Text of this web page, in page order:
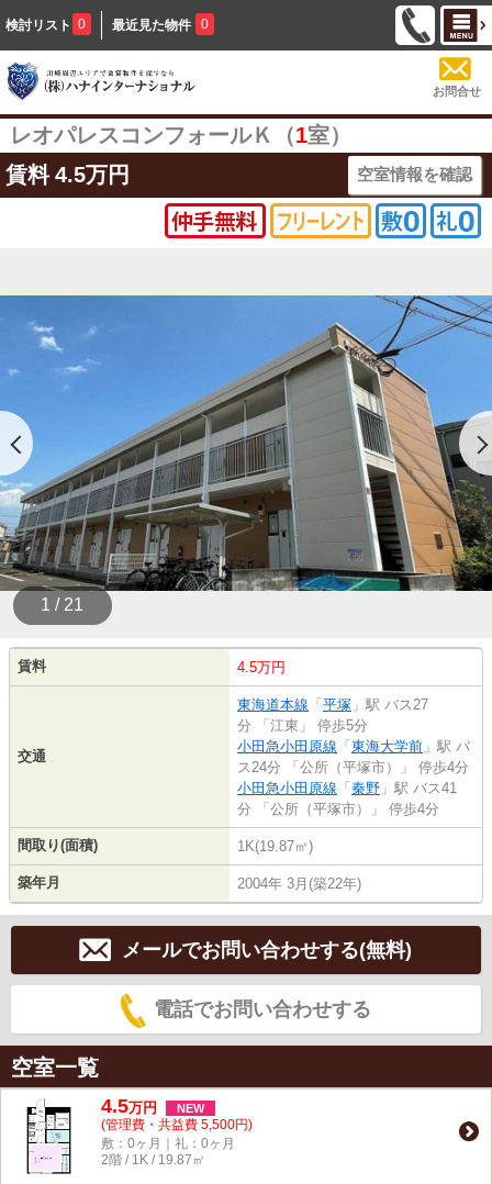
検討リスト 0 最近見た物件 0
お問合せ
レオパレスコンフォールＫ（1室）
賃料 4.5万円 空室情報を確認
1 / 21
賃料 4.5万円
交通
東海道本線 「 平塚 」駅 バス27
分 「江東」 停歩5分
小田急小田原線 「 東海大学前 」駅 バ
ス24分 「公所（平塚市）」 停歩4分
小田急小田原線 「 秦野 」駅 バス41
分 「公所（平塚市）」 停歩4分
間取り(面積) 1K(19.87㎡)
築年月 2004年 3月(築22年)
メールでお問い合わせする(無料)
電話でお問い合わせする
空室一覧
4.5万円 NEW
(管理費・共益費 5,500円)
敷：0ヶ月｜礼：0ヶ月
2階 / 1K / 19.87㎡